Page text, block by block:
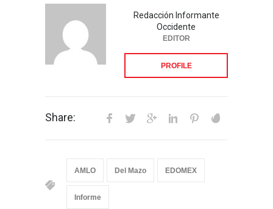
Redacción Informante
Occidente
EDITOR
PROFILE
Share:
AMLO Del Mazo EDOMEX
Informe